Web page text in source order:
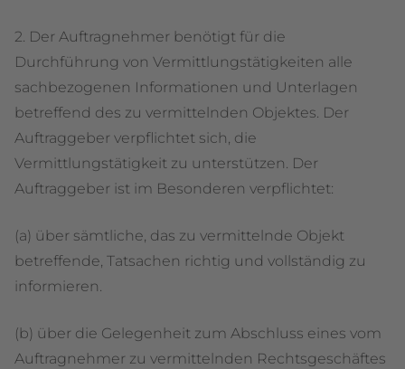
2. Der Auftragnehmer benötigt für die
Durchführung von Vermittlungstätigkeiten alle
sachbezogenen Informationen und Unterlagen
betreffend des zu vermittelnden Objektes. Der
Auftraggeber verpflichtet sich, die
Vermittlungstätigkeit zu unterstützen. Der
Auftraggeber ist im Besonderen verpflichtet:
(a) über sämtliche, das zu vermittelnde Objekt
betreffende, Tatsachen richtig und vollständig zu
informieren.
(b) über die Gelegenheit zum Abschluss eines vom
Auftragnehmer zu vermittelnden Rechtsgeschäftes